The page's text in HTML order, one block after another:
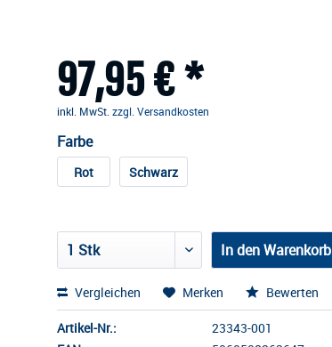
97,95 € *
inkl. MwSt. zzgl. Versandkosten
Farbe
Rot Schwarz
In den Warenkorb
Vergleichen Merken Bewerten
Artikel-Nr.:
23343-001